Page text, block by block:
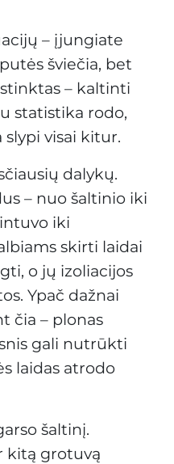
– įjungiate
šviečia, bet
– kaltinti
statistika rodo,
visai kitur.
dalykų.
– nuo šaltinio iki
iki
skirti laidai
o jų izoliacijos
Ypač dažnai
čia – plonas
gali nutrūkti
laidas atrodo
šaltinį.
kitą grotuvą